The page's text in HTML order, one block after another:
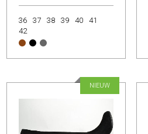
36 37 38 39 40
41
42
NIEUW